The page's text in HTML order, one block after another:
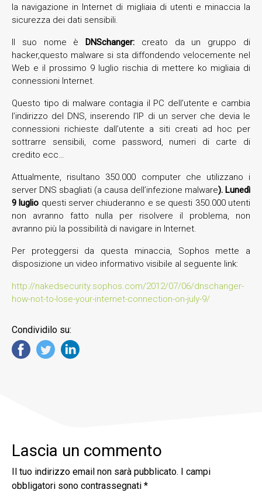
la navigazione in Internet di migliaia di utenti e minaccia la
sicurezza dei dati sensibili.
Il suo nome èDNSchanger: creato da un gruppo di
hacker,questo malware si sta diffondendo velocemente nel
Web e il prossimo 9 luglio rischia di mettere ko migliaia di
connessioni Internet.
Questo tipo di malware contagia il PC dell’utente e cambia
l’indirizzo del DNS, inserendo l’IP di un server che devia le
connessioni richieste dall’utente a siti creati ad hoc per
sottrarre sensibili, come password, numeri di carte di
credito ecc…
Attualmente, risultano 350.000 computer che utilizzano i
server DNS sbagliati (a causa dell’infezione malware). Lunedì
9 luglio questi server chiuderanno e se questi 350.000 utenti
non avranno fatto nulla per risolvere il problema, non
avranno più la possibilità di navigare in Internet.
Per proteggersi da questa minaccia, Sophos mette a
disposizione un video informativo visibile al seguente link:
http://nakedsecurity.sophos.com/2012/07/06/dnschanger-
how-not-to-lose-your-internet-connection-on-july-9/
Condividilo su:
Lascia un commento
Il tuo indirizzo email non sarà pubblicato.
I campi
obbligatori sono contrassegnati *